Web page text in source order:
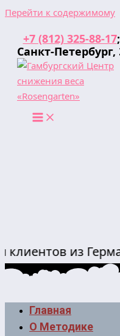
Перейти к содержимому
+7 (812) 325-88-17;
Санкт-
из
Главная
О Методике